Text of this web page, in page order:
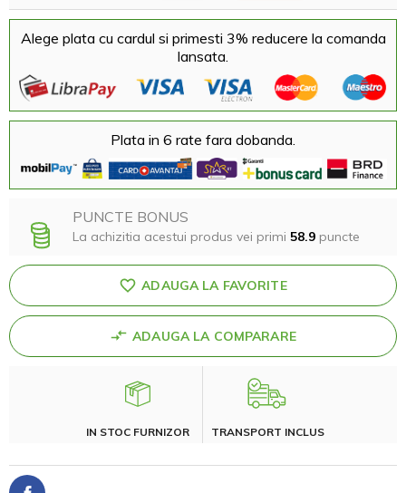
Alege plata cu cardul si primesti 3% reducere la comanda
lansata.
Plata in 6 rate fara dobanda.
PUNCTE BONUS
La achizitia acestui produs vei primi 58.9 puncte
ADAUGA LA FAVORITE
ADAUGA LA COMPARARE
IN STOC FURNIZOR TRANSPORT INCLUS